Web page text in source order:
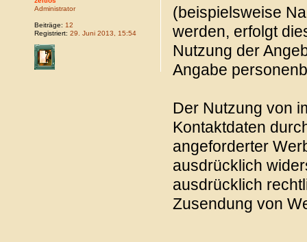
(beispielsweise
werden, erfolgt
Nutzung der
Angabe
Der Nutzung von
Kontaktdaten
angeforderter
ausdrücklich
ausdrücklich
Zusendung von
Administrator
Beiträge: 12
Registriert: 29. Juni 2013, 15:54